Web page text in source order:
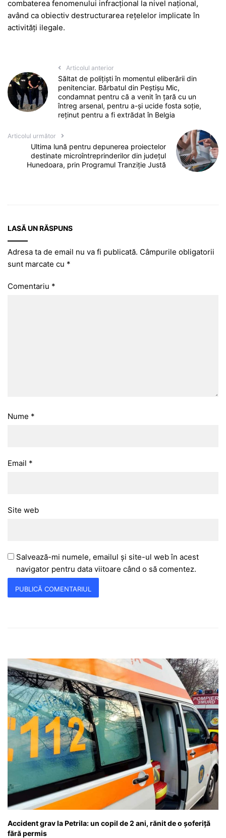
combaterea fenomenului infracțional la nivel național,
având ca obiectiv destructurarea rețelelor implicate în
activități ilegale.
Articolul anterior
Săltat de polițiști în momentul eliberării din
penitenciar. Bărbatul din Peștișu Mic,
condamnat pentru că a venit în țară cu un
întreg arsenal, pentru a-și ucide fosta soție,
reținut pentru a fi extrădat în Belgia
Articolul următor
Ultima lună pentru depunerea proiectelor
destinate microîntreprinderilor din județul
Hunedoara, prin Programul Tranziție Justă
LASĂ UN RĂSPUNS
Adresa ta de email nu va fi publicată. Câmpurile obligatorii
sunt marcate cu *
Comentariu *
Nume *
Email *
Site web
Salvează-mi numele, emailul și site-ul web în acest
navigator pentru data viitoare când o să comentez.
Accident grav la Petrila: un copil de 2 ani, rănit de o șoferiță
fără permis